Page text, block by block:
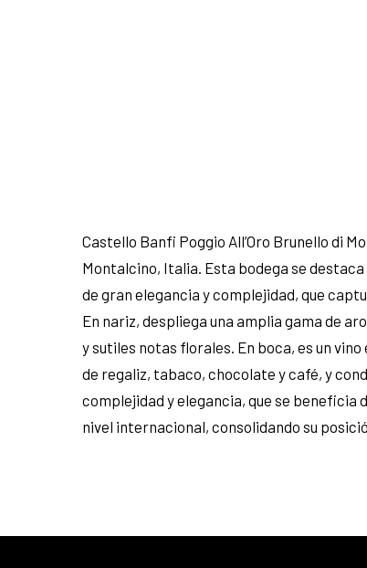
Castello Banfi Poggio All’Oro Brunello di
Montalcino, Italia. Esta bodega se destaca
de gran elegancia y complejidad, que
En nariz, despliega una amplia gama de
y sutiles notas florales. En boca, es un
de regaliz, tabaco, chocolate y café, y
complejidad y elegancia, que se beneficia
nivel internacional, consolidando su